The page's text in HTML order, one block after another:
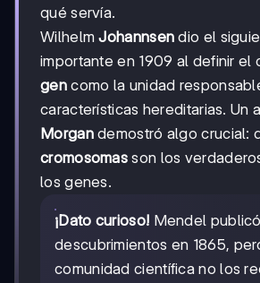
qué servía.
WilhelmJohannsen dio el
importante en 1909 al definir el
gencomo la unidad
características hereditarias. Un
Morgandemostró algo crucial:
cromosomas son los
los genes.
¡Dato curioso! Mendel
descubrimientos en 1865,
comunidad científica no los